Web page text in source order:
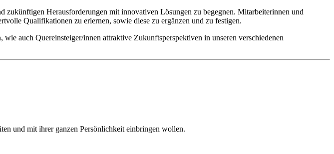
Herausforderungen mit innovativen Lösungen zu begegnen. Mitarbeiterinnen und
Qualifikationen zu erlernen, sowie diese zu ergänzen und zu festigen.
auch Quereinsteiger/innen attraktive Zukunftsperspektiven in unseren verschiedenen
und mit ihrer ganzen Persönlichkeit einbringen wollen.